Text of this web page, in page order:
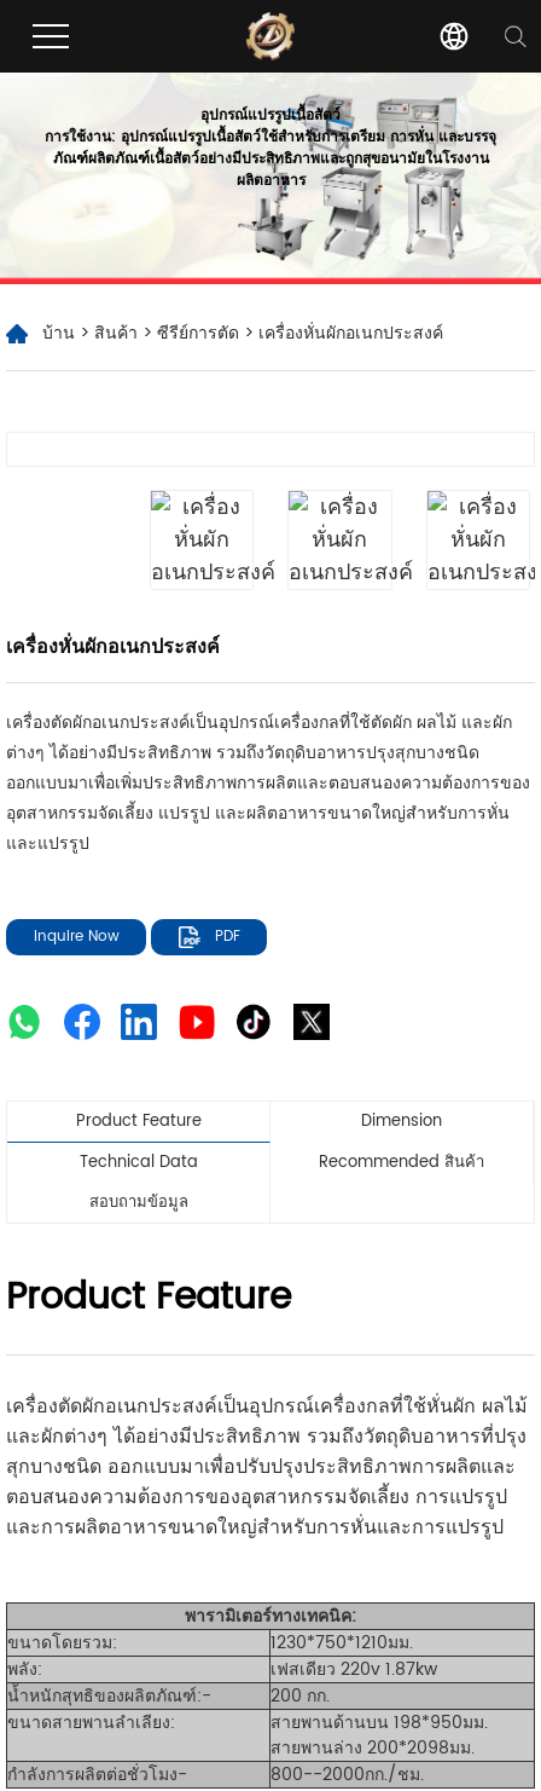
อุปกรณ์แปรรูปเนื้อสัตว์
การใช้งาน: อุปกรณ์แปรรูปเนื้อสัตว์ใช้สำหรับการเตรียม การหั่น และบรรจุ
ภัณฑ์ผลิตภัณฑ์เนื้อสัตว์อย่างมีประสิทธิภาพและถูกสุขอนามัยในโรงงาน
ผลิตอาหาร
บ้าน > สินค้า > ซีรีย์การตัด > เครื่องหั่นผักอเนกประสงค์
เครื่องหั่นผักอเนกประสงค์
เครื่องตัดผักอเนกประสงค์เป็นอุปกรณ์เครื่องกลที่ใช้ตัดผัก ผลไม้ และผัก
ต่างๆ ได้อย่างมีประสิทธิภาพ รวมถึงวัตถุดิบอาหารปรุงสุกบางชนิด
ออกแบบมาเพื่อเพิ่มประสิทธิภาพการผลิตและตอบสนองความต้องการของ
อุตสาหกรรมจัดเลี้ยง แปรรูป และผลิตอาหารขนาดใหญ่สำหรับการหั่น
และแปรรูป
Inquire Now PDF
Product Feature
Dimension
Technical Data
Recommended สินค้า
สอบถามข้อมูล
Product Feature
เครื่องตัดผักอเนกประสงค์เป็นอุปกรณ์เครื่องกลที่ใช้หั่นผัก ผลไม้
และผักต่างๆ ได้อย่างมีประสิทธิภาพ รวมถึงวัตถุดิบอาหารที่ปรุง
สุกบางชนิด ออกแบบมาเพื่อปรับปรุงประสิทธิภาพการผลิตและ
ตอบสนองความต้องการของอุตสาหกรรมจัดเลี้ยง การแปรรูป
และการผลิตอาหารขนาดใหญ่สำหรับการหั่นและการแปรรูป
พารามิเตอร์ทางเทคนิค:
ขนาดโดยรวม:
1230*750*1210มม.
พลัง:
เฟสเดียว 220v 1.87kw
น้ำหนักสุทธิของผลิตภัณฑ์:-
200 กก.
ขนาดสายพานลำเลียง:
สายพานด้านบน 198*950มม.
สายพานล่าง 200*2098มม.
กำลังการผลิตต่อชั่วโมง-
800--2000กก./ชม.